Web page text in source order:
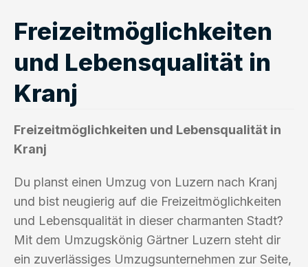
Freizeitmöglichkeiten
und Lebensqualität in
Kranj
Freizeitmöglichkeiten und Lebensqualität in
Kranj
Du planst einen Umzug von Luzern nach Kranj
und bist neugierig auf die Freizeitmöglichkeiten
und Lebensqualität in dieser charmanten Stadt?
Mit dem Umzugskönig Gärtner Luzern steht dir
ein zuverlässiges Umzugsunternehmen zur Seite,